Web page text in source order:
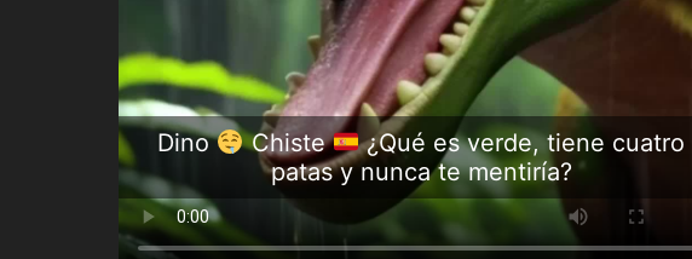
Dino Chiste
¿Qué es verde, tiene cuatro
patas y nunca te mentiría?